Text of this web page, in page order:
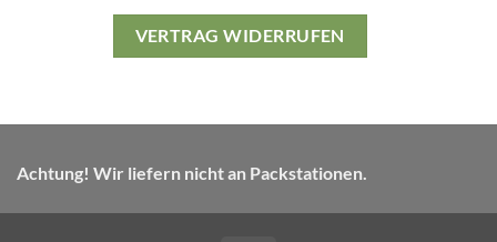
VERTRAG WIDERRUFEN
Achtung! Wir liefern nicht an Packstationen.